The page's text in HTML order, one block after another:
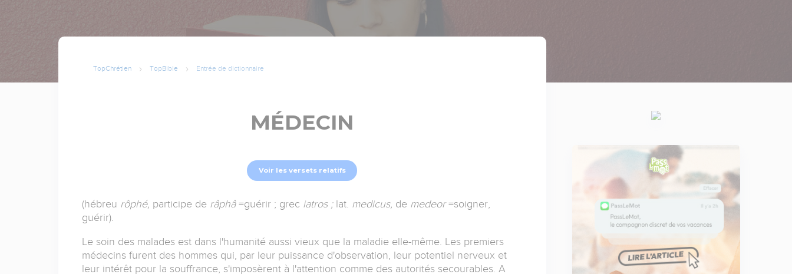
TopChrétien TopBible Entrée de dictionnaire
MÉDECIN
Voir les versets relatifs
(hébreu rôphé, participe de râphâ =guérir ; grec iatros ; lat. medicus, de medeor=soigner,
guérir).
Le soin des malades est dans l'humanité aussi vieux que la maladie elle-même. Les premiers
médecins furent des hommes qui, par leur puissance d'observation, leur potentiel nerveux et
leur intérêt pour la souffrance, s'imposèrent à l'attention comme des autorités secourables. A